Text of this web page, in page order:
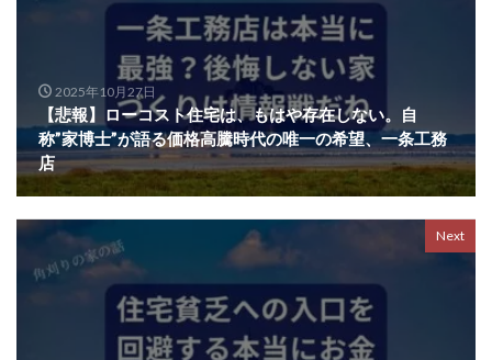
2025年10月27日
【悲報】ローコスト住宅は、もはや存在しない。自
称”家博士”が語る価格高騰時代の唯一の希望、一条工務
店
Next